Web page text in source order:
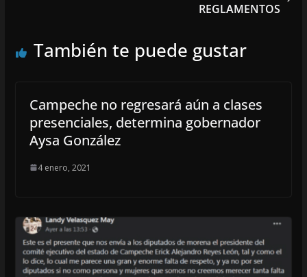
REGLAMENTOS
También te puede gustar
Campeche no regresará aún a clases
presenciales, determina gobernador
Aysa González
4 enero, 2021